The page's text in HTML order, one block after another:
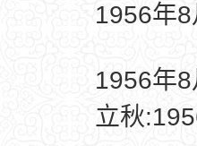
1956年8
1956年
立秋